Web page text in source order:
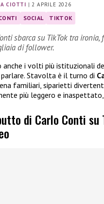
CIOTTI |2 APRILE 2026
SOCIAL TIKTOK
sbarca su TikTok tra
di follower.
anche i volti più istituzionali
Stavolta è il turno di
familiari, siparietti
più leggero e
di Carlo Conti